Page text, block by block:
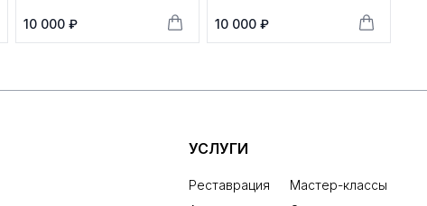
10 000 ₽ 10 000 ₽
УСЛУГИ
Реставрация
Мастер-классы